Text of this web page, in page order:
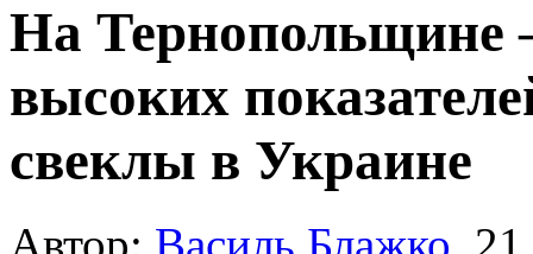
На Тернопольщине
высоких
свеклы в Украине